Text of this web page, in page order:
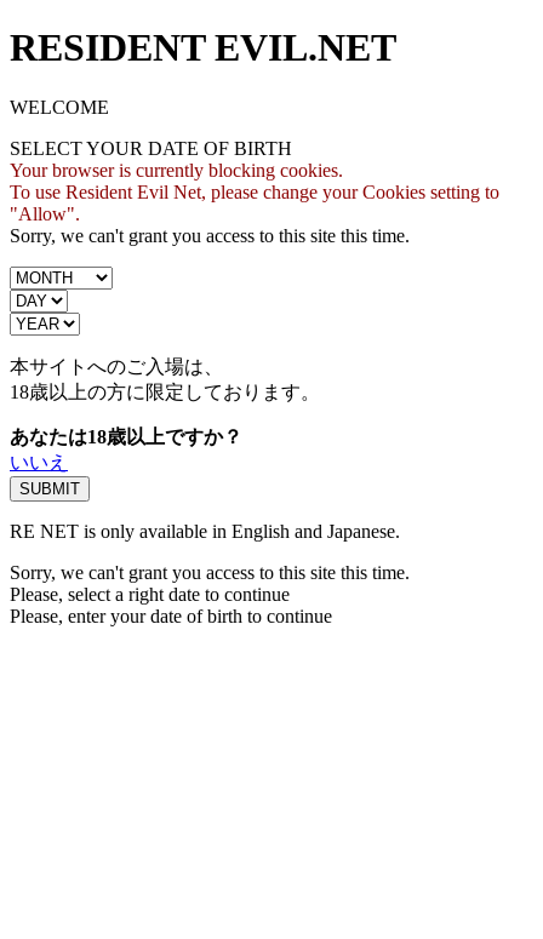
RESIDENT EVIL.NET
WELCOME
SELECT YOUR DATE OF BIRTH
Your browser is currently blocking cookies.
To use Resident Evil Net, please change your Cookies setting to
"Allow".
Sorry, we can't grant you access to this site this time.
本サイトへのご入場は、
18歳以上の方に限定しております。
あなたは18歳以上ですか？
いいえ
RE NET is only available in English and Japanese.
Sorry, we can't grant you access to this site this time.
Please, select a right date to continue
Please, enter your date of birth to continue